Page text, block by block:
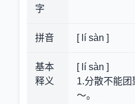
字
拼音 [ lí sàn ]
基本
释义
[ lí sàn ]
1.分散不能团
～。